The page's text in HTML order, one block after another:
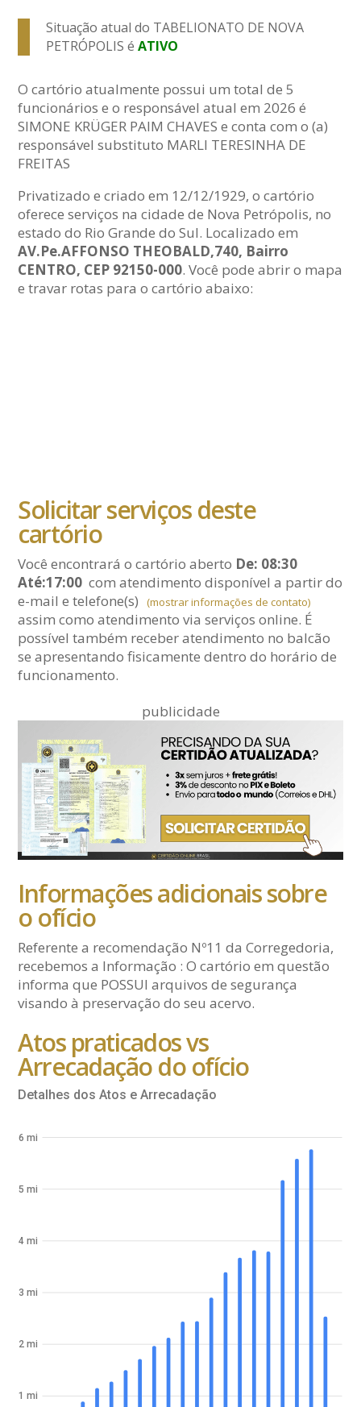
Situação atual do TABELIONATO DE NOVA
PETRÓPOLIS éATIVO
O cartório atualmente possui um total de 5
funcionários e o responsável atual em 2026 é
SIMONE KRÜGER PAIM CHAVES e conta com o (a)
responsável substituto MARLI TERESINHA DE
FREITAS
Privatizado e criado em 12/12/1929, o cartório
oferece serviços na cidade de Nova Petrópolis, no
estado do Rio Grande do Sul. Localizado em
AV.Pe.AFFONSO THEOBALD,740, Bairro
CENTRO, CEP 92150-000. Você pode abrir o mapa
e travar rotas para o cartório abaixo:
Solicitar serviços deste
cartório
Você encontrará o cartório aberto De: 08:30
Até:17:00 com atendimento disponível a partir do
e-maile telefone(s) (mostrar informações de contato)
assim como atendimento via serviços online. É
possível também receber atendimento no balcão
se apresentando fisicamente dentro do horário de
funcionamento.
publicidade
Informações adicionais sobre
o ofício
Referente a recomendação Nº11 da Corregedoria,
recebemos a Informação : O cartório em questão
informa que POSSUI arquivos de segurança
visando à preservação do seu acervo.
Atos praticados vs
Arrecadação do ofício
Detalhes dos Atos e Arrecadação
1 mi
2 mi
3 mi
4 mi
5 mi
6 mi